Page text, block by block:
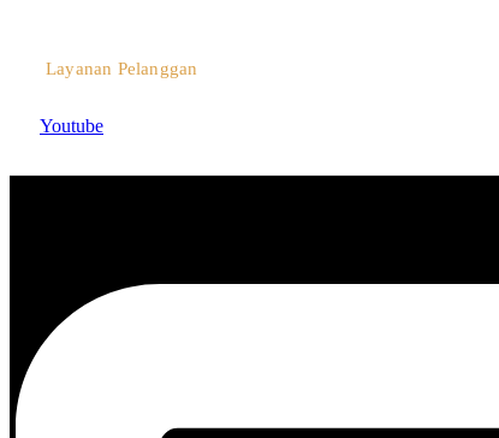
Layanan Pelanggan
Youtube